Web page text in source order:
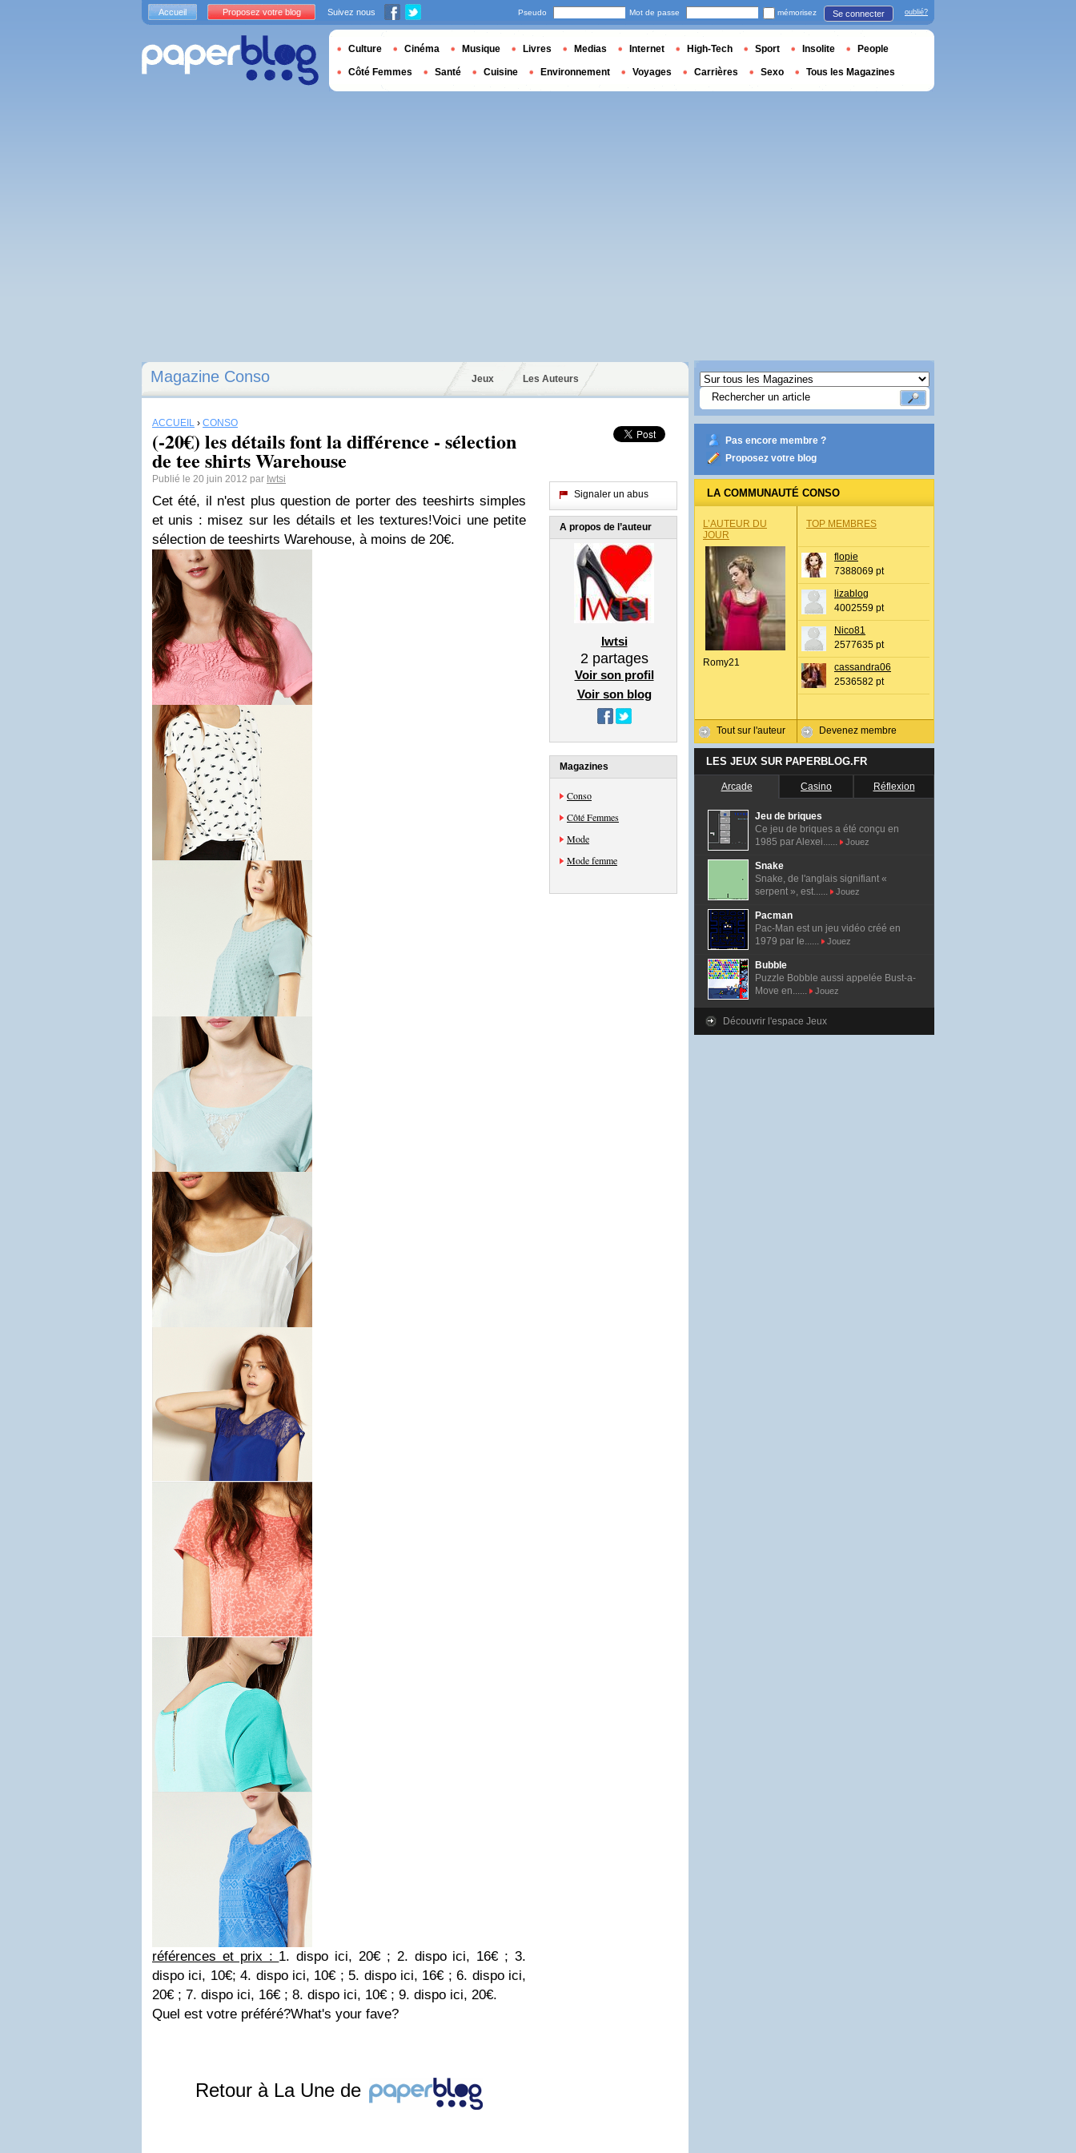
Magazine Conso Jeux Les Auteurs
ACCUEIL › CONSO
(-20€) les détails font la différence - sélection
de tee shirts Warehouse
Publié le 20 juin 2012 par Iwtsi
Cet été, il n'est plus question de porter des teeshirts simples
et unis : misez sur les détails et les textures!Voici une petite
sélection de teeshirts Warehouse, à moins de 20€.
références et prix : 1. dispo ici,20€ ; 2. dispo ici, 16€ ; 3.
dispo ici, 10€;4. dispo ici, 10€ ; 5. dispo ici, 16€ ; 6. dispo ici,
20€ ; 7. dispo ici, 16€ ; 8. dispo ici, 10€ ; 9. dispo ici, 20€.
Quel est votre préféré?What's your fave?
Retour à La Une de
Signaler un abus
A propos de l’auteur
Iwtsi
2partages
Voir son profil
Voir son blog
Magazines
Conso
Côté Femmes
Mode
Mode femme
Pas encore membre ?
Proposez votre blog
LA COMMUNAUTÉ CONSO
L’AUTEUR DU
JOUR
Romy21
Tout sur l'auteur
TOP MEMBRES
flopie
7388069 pt
lizablog
4002559 pt
Nico81
2577635 pt
cassandra06
2536582 pt
Devenez membre
LES JEUX SUR PAPERBLOG.FR
Arcade Casino Réflexion
Jeu de briques
Ce jeu de briques a été conçu en
1985 par Alexei......
Jouez
Snake
Snake, de l'anglais signifiant «
serpent », est......
Jouez
Pacman
Pac-Man est un jeu vidéo créé en
1979 par le......
Jouez
Bubble
Puzzle Bobble aussi appelée Bust-a-
Move en......
Jouez
Découvrir l'espace Jeux
Accueil Proposez votre blog Suivez nous Pseudo Mot de passe mémorisez Se connecter oublié?
Culture Cinéma Musique Livres Medias Internet High-Tech Sport Insolite People
Côté Femmes Santé Cuisine Environnement Voyages Carrières Sexo Tous les Magazines